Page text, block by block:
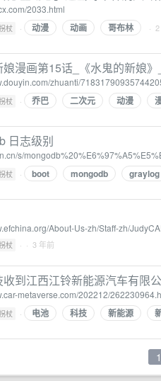
2033.html
杖 · 动漫 动画 哥布林 ·
娘漫画第15话_《水鬼的新娘
zhuanti/
杖 · 乔巴 二次元 动漫
日志级别
s/
杖 · boot mongodb graylog
About-Us-zh/Staff-zh/
杖 · · 3 年前
收到江西江铃新能源汽车有限
metaverse.com/202212/
杖 · 电池 科技 新能源
1